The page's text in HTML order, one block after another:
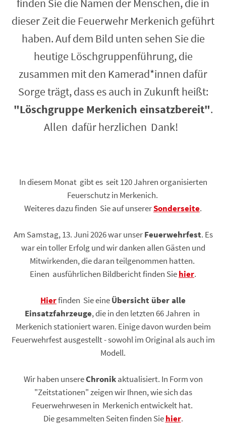
finden Sie die Namen der Menschen, die in
dieser Zeit die Feuerwehr Merkenich geführt
haben. Auf dem Bild unten sehen Sie die
heutige Löschgruppenführung, die
zusammen mit den Kamerad*innen dafür
Sorge trägt, dass es auch in Zukunft heißt:
"Löschgruppe Merkenich einsatzbereit".
Allen dafür herzlichen Dank!
In diesem Monat gibt es seit 120 Jahren organisierten
Feuerschutz in Merkenich.
Weiteres dazu finden Sie auf unsererSonderseite.
Am Samstag, 13. Juni 2026 war unserFeuerwehrfest. Es
war ein toller Erfolg und wir danken allen Gästen und
Mitwirkenden, die daran teilgenommen hatten.
Einen ausführlichen Bildbericht finden Siehier.
Hierfinden Sie eineÜbersicht über alle
Einsatzfahrzeuge, die in den letzten 66 Jahren in
Merkenich stationiert waren. Einige davon wurden beim
Feuerwehrfest ausgestellt - sowohl im Original als auch im
Modell.
Wir haben unsereChronikaktualisiert. In Form von
"Zeitstationen" zeigen wir Ihnen, wie sich das
Feuerwehrwesen in Merkenich entwickelt hat.
Die gesammelten Seiten finden Siehier.